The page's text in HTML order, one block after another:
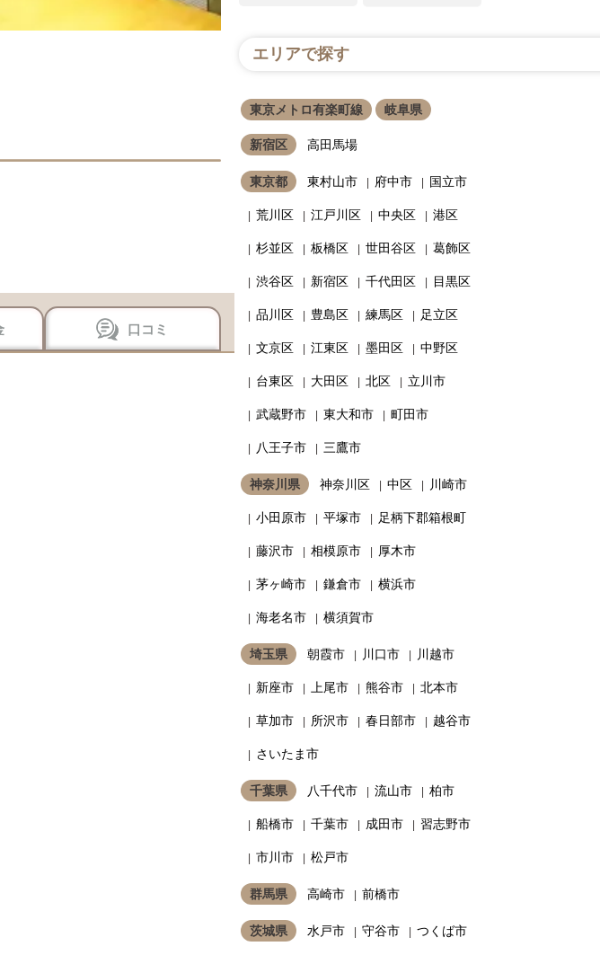
口コミ
エリアで探す
東京メトロ有楽町線 岐阜県
新宿区 高田馬場
東京都 東村山市 府中市 国立市
荒川区 江戸川区 中央区 港区
杉並区 板橋区 世田谷区 葛飾区
渋谷区 新宿区 千代田区 目黒区
品川区 豊島区 練馬区 足立区
文京区 江東区 墨田区 中野区
台東区 大田区 北区 立川市
武蔵野市 東大和市 町田市
八王子市 三鷹市
神奈川県 神奈川区 中区 川崎市
小田原市 平塚市 足柄下郡箱根町
藤沢市 相模原市 厚木市
茅ヶ崎市 鎌倉市 横浜市
海老名市 横須賀市
埼玉県 朝霞市 川口市 川越市
新座市 上尾市 熊谷市 北本市
草加市 所沢市 春日部市 越谷市
さいたま市
千葉県 八千代市 流山市 柏市
船橋市 千葉市 成田市 習志野市
市川市 松戸市
群馬県 高崎市 前橋市
茨城県 水戸市 守谷市 つくば市